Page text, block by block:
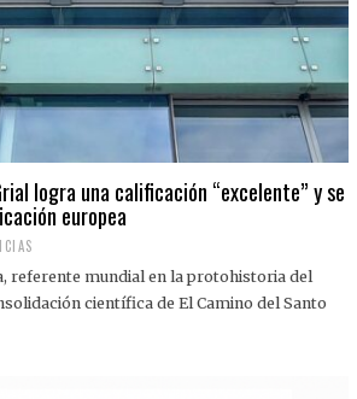
logra una calificación “excelente” y se
europea
referente mundial en la protohistoria del
científica de El Camino del Santo